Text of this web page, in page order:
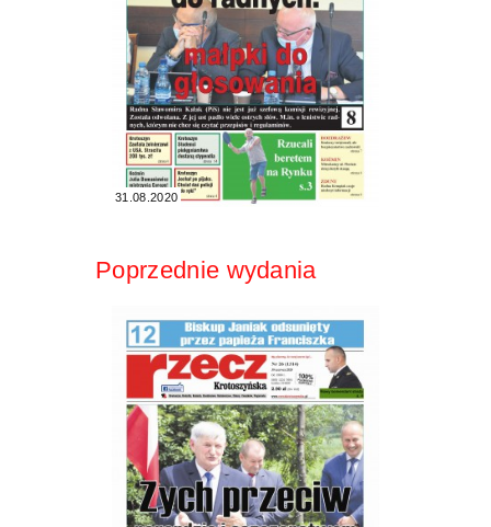
31.08.2020
Poprzednie wydania